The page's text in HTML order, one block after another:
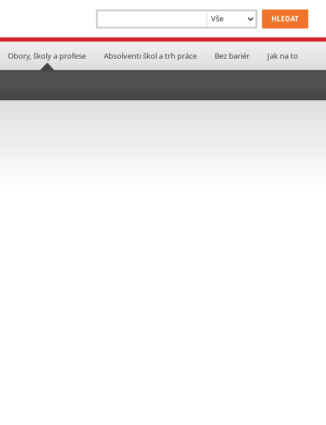
Obory, školy a profese Absolventi škol a trh práce Bez bariér Jak na to